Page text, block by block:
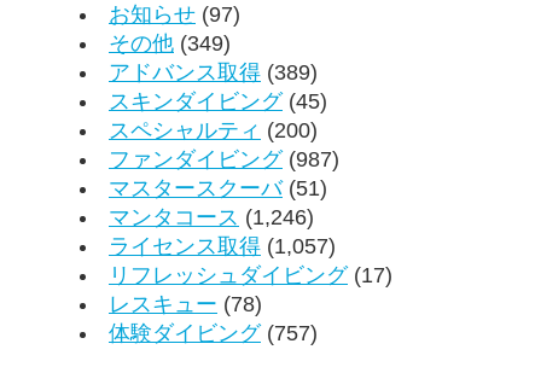
お知らせ (97)
その他 (349)
アドバンス取得 (389)
スキンダイビング(45)
スペシャルティ (200)
ファンダイビング(987)
マスタースクーバ(51)
マンタコース (1,246)
ライセンス取得 (1,057)
リフレッシュダイビング(17)
レスキュー (78)
体験ダイビング(757)